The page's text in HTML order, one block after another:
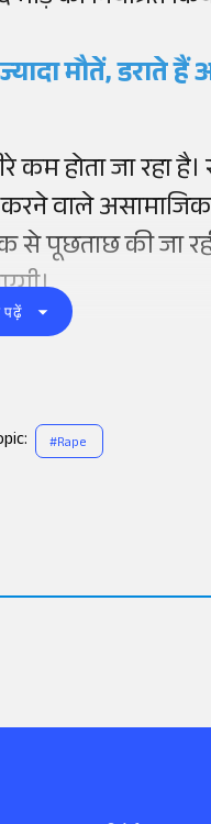
मौतें, डराते
कम होता जा रहा
वाले
से पूछताछ की जा
पढ़ें
#Rape